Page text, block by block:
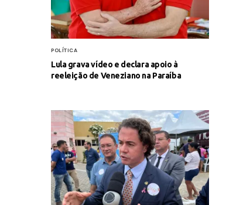
POLÍTICA
Lula grava vídeo e declara apoio à
reeleição de Veneziano na Paraíba